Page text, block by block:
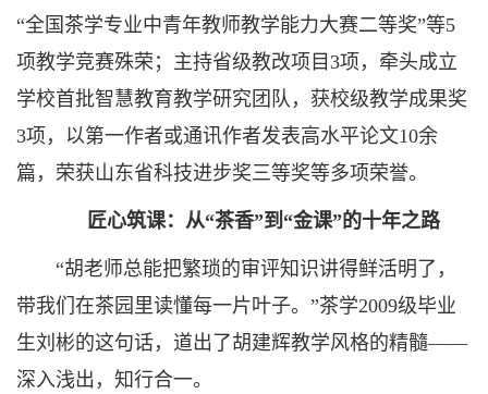
“全国茶学专业中青年教师教学能力大赛二等奖”等5
项教学竞赛殊荣；主持省级教改项目3项，牵头成立
学校首批智慧教育教学研究团队，获校级教学成果奖
3项，以第一作者或通讯作者发表高水平论文10余
篇，荣获山东省科技进步奖三等奖等多项荣誉。
匠心筑课：从“茶香”到“金课”的十年之路
“胡老师总能把繁琐的审评知识讲得鲜活明了，
带我们在茶园里读懂每一片叶子。”茶学2009级毕业
生刘彬的这句话，道出了胡建辉教学风格的精髓——
深入浅出，知行合一。